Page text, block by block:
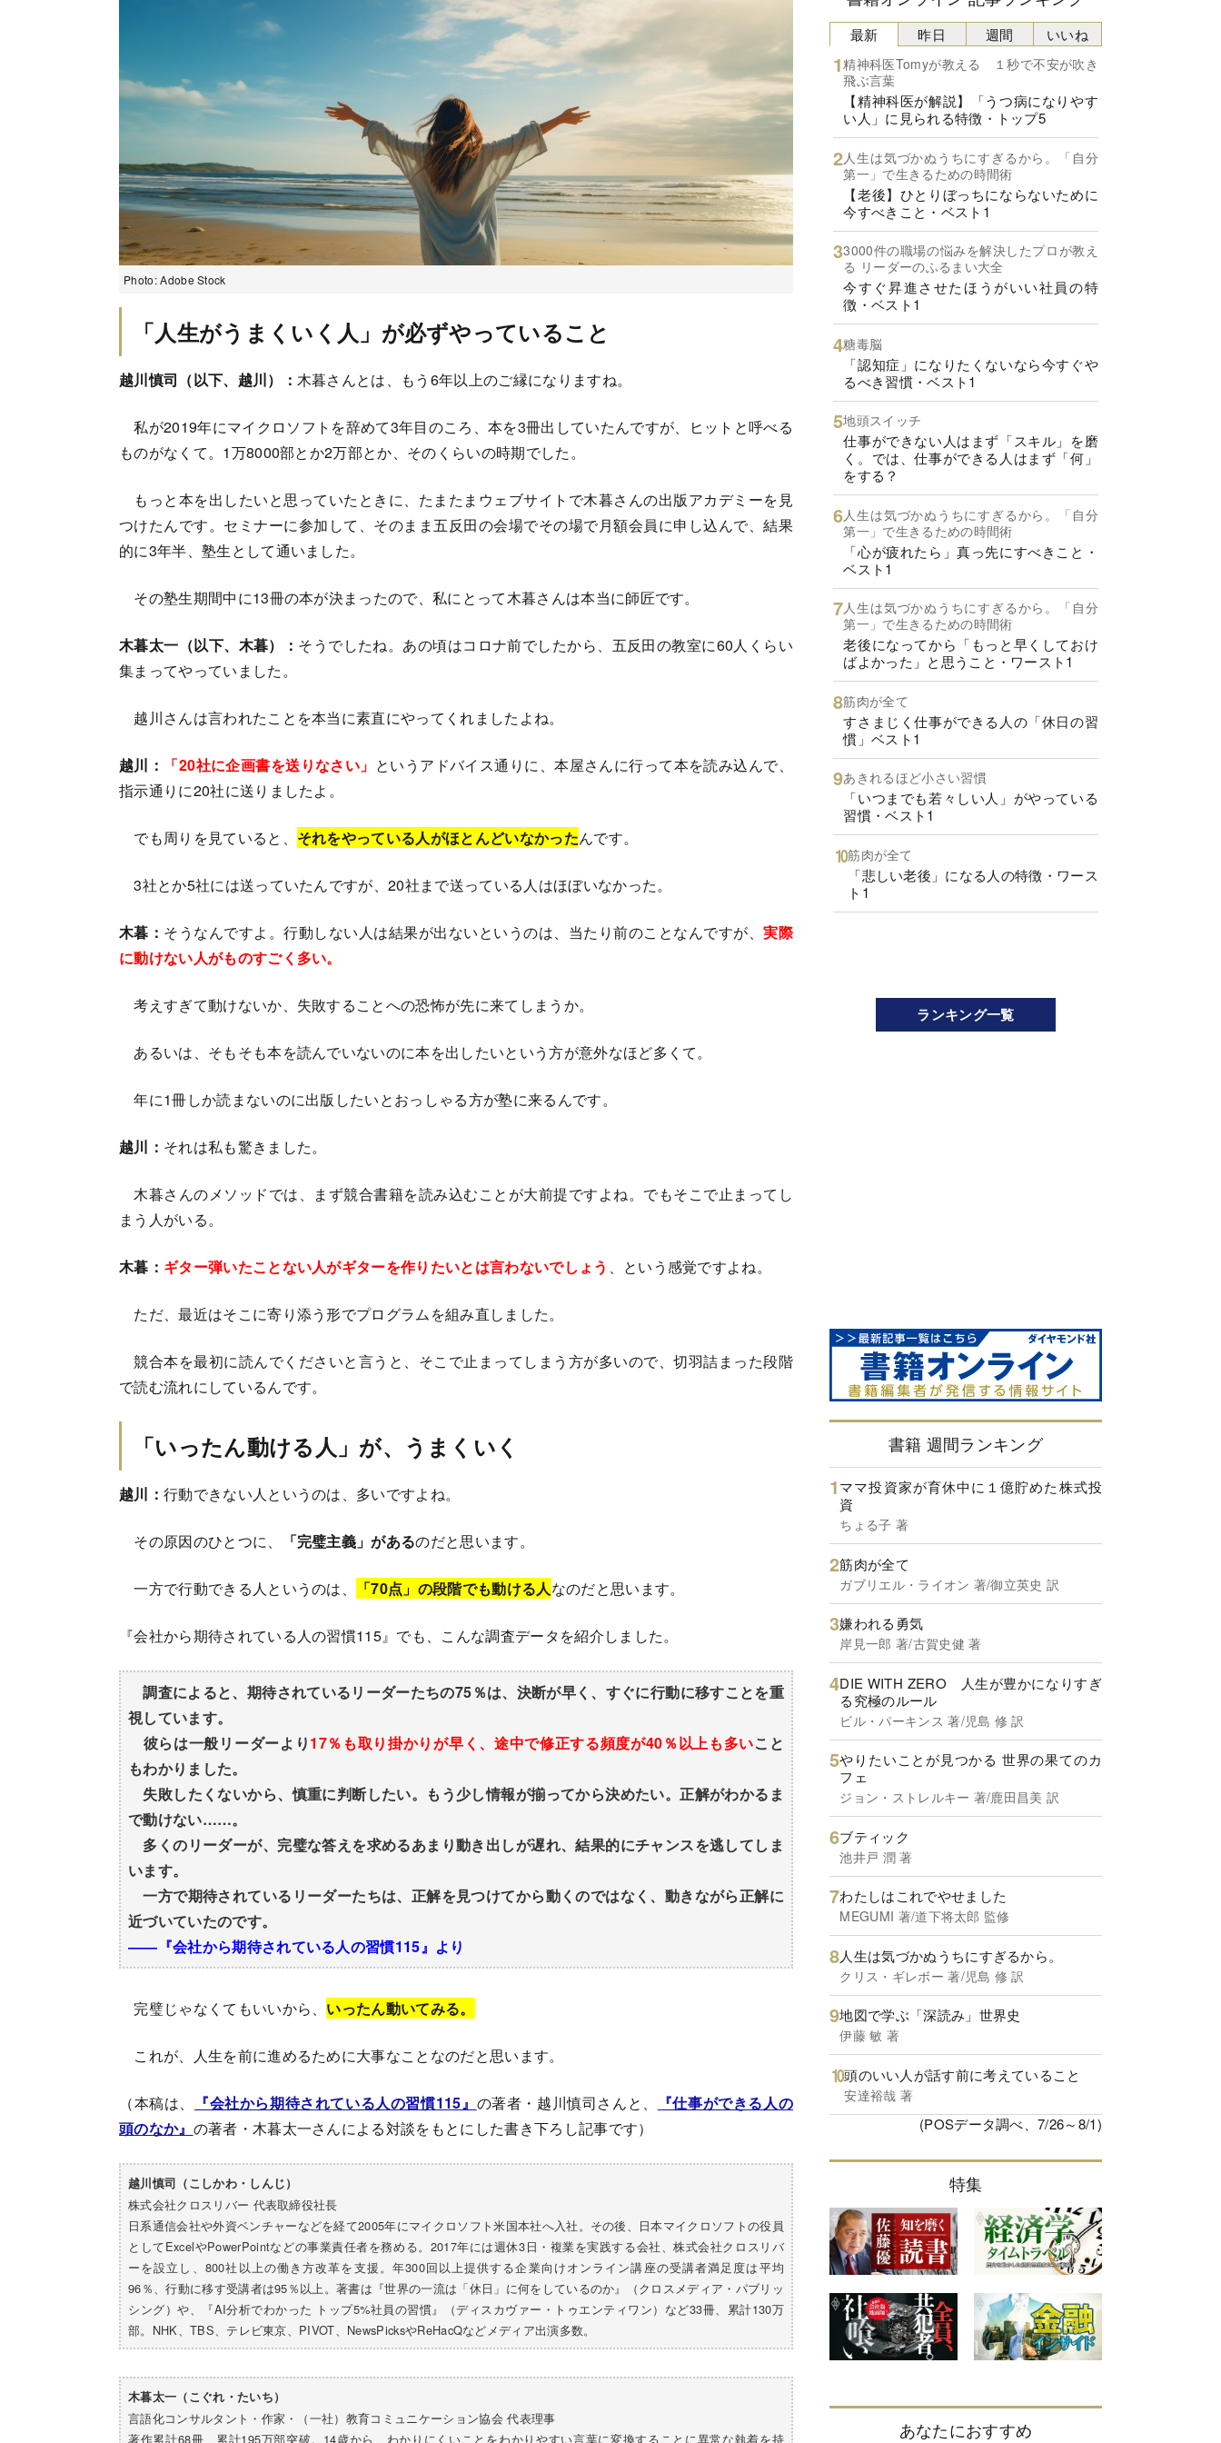
Photo: Adobe Stock
「人生がうまくいく人」が必ずやっていること
越川慎司（以下、越川）： 木暮さんとは、もう6年以上のご縁になりますね。
私が2019年にマイクロソフトを辞めて3年目のころ、本を3冊出していたんですが、ヒットと呼べる
ものがなくて。1万8000部とか2万部とか、そのくらいの時期でした。
もっと本を出したいと思っていたときに、たまたまウェブサイトで木暮さんの出版アカデミーを見
つけたんです。セミナーに参加して、そのまま五反田の会場でその場で月額会員に申し込んで、結果
的に3年半、塾生として通いました。
その塾生期間中に13冊の本が決まったので、私にとって木暮さんは本当に師匠です。
木暮太一（以下、木暮）： そうでしたね。あの頃はコロナ前でしたから、五反田の教室に60人くらい
集まってやっていました。
越川さんは言われたことを本当に素直にやってくれましたよね。
越川： 「20社に企画書を送りなさい」 というアドバイス通りに、本屋さんに行って本を読み込んで、
指示通りに20社に送りましたよ。
でも周りを見ていると、 それをやっている人がほとんどいなかったんです。
3社とか5社には送っていたんですが、20社まで送っている人はほぼいなかった。
木暮： そうなんですよ。行動しない人は結果が出ないというのは、当たり前のことなんですが、実際
に動けない人がものすごく多い。
考えすぎて動けないか、失敗することへの恐怖が先に来てしまうか。
あるいは、そもそも本を読んでいないのに本を出したいという方が意外なほど多くて。
年に1冊しか読まないのに出版したいとおっしゃる方が塾に来るんです。
越川： それは私も驚きました。
木暮さんのメソッドでは、まず競合書籍を読み込むことが大前提ですよね。でもそこで止まってし
まう人がいる。
木暮： ギター弾いたことない人がギターを作りたいとは言わないでしょう 、という感覚ですよね。
ただ、最近はそこに寄り添う形でプログラムを組み直しました。
競合本を最初に読んでくださいと言うと、そこで止まってしまう方が多いので、切羽詰まった段階
で読む流れにしているんです。
「いったん動ける人」が、うまくいく
越川： 行動できない人というのは、多いですよね。
その原因のひとつに、 「完璧主義」があるのだと思います。
一方で行動できる人というのは、 「70点」の段階でも動ける人なのだと思います。
『会社から期待されている人の習慣115』でも、こんな調査データを紹介しました。
調査によると、期待されているリーダーたちの75％は、決断が早く、すぐに行動に移すことを重
視しています。
彼らは一般リーダーより17％も取り掛かりが早く、途中で修正する頻度が40％以上も多いこと
もわかりました。
失敗したくないから、慎重に判断したい。もう少し情報が揃ってから決めたい。正解がわかるま
で動けない……。
多くのリーダーが、完璧な答えを求めるあまり動き出しが遅れ、結果的にチャンスを逃してしま
います。
一方で期待されているリーダーたちは、正解を見つけてから動くのではなく、動きながら正解に
近づいていたのです。
――『会社から期待されている人の習慣115』より
完璧じゃなくてもいいから、 いったん動いてみる。
これが、人生を前に進めるために大事なことなのだと思います。
（本稿は、 『会社から期待されている人の習慣115』 の著者・越川慎司さんと、
『仕事ができる人の
頭のなか』 の著者・木暮太一さんによる対談をもとにした書き下ろし記事です）
越川慎司（こしかわ・しんじ）
株式会社クロスリバー 代表取締役社長
日系通信会社や外資ベンチャーなどを経て2005年にマイクロソフト米国本社へ入社。その後、日本マイクロソフトの役員
としてExcelやPowerPointなどの事業責任者を務める。2017年には週休3日・複業を実践する会社、株式会社クロスリバ
ーを設立し、800社以上の働き方改革を支援。年300回以上提供する企業向けオンライン講座の受講者満足度は平均
96％、行動に移す受講者は95％以上。著書は『世界の一流は「休日」に何をしているのか』（クロスメディア・パブリッ
シング）や、『AI分析でわかった トップ5%社員の習慣』（ディスカヴァー・トゥエンティワン）など33冊、累計130万
部。NHK、TBS、テレビ東京、PIVOT、NewsPicksやReHacQなどメディア出演多数。
木暮太一（こぐれ・たいち）
言語化コンサルタント・作家・（一社）教育コミュニケーション協会 代表理事
著作累計68冊、累計195万部突破。14歳から、わかりにくいことをわかりやすい言葉に変換することに異常な執着を持
最新
精神科医Tomyが教える １秒で不安が吹き
飛ぶ言葉
【精神科医が解説】「うつ病になりやす
い人」に見られる特徴・トップ5
人生は気づかぬうちにすぎるから。「自分
第一」で生きるための時間術
【老後】ひとりぼっちにならないために
今すべきこと・ベスト1
3000件の職場の悩みを解決したプロが教え
る リーダーのふるまい大全
今すぐ昇進させたほうがいい社員の特
徴・ベスト1
糖毒脳
「認知症」になりたくないなら今すぐや
るべき習慣・ベスト1
地頭スイッチ
仕事ができない人はまず「スキル」を磨
く。では、仕事ができる人はまず「何」
をする？
人生は気づかぬうちにすぎるから。「自分
第一」で生きるための時間術
「心が疲れたら」真っ先にすべきこと・
ベスト1
人生は気づかぬうちにすぎるから。「自分
第一」で生きるための時間術
老後になってから「もっと早くしておけ
ばよかった」と思うこと・ワースト1
筋肉が全て
すさまじく仕事ができる人の「休日の習
慣」ベスト1
あきれるほど小さい習慣
「いつまでも若々しい人」がやっている
習慣・ベスト1
筋肉が全て
「悲しい老後」になる人の特徴・ワース
ト1
昨日 週間 いいね
ランキング一覧
書籍 週間ランキング
ママ投資家が育休中に１億貯めた株式投
資
ちょる子 著
筋肉が全て
ガブリエル・ライオン 著/御立英史 訳
嫌われる勇気
岸見一郎 著/古賀史健 著
DIE WITH ZERO 人生が豊かになりすぎ
る究極のルール
ビル・パーキンス 著/児島 修 訳
やりたいことが見つかる 世界の果てのカ
フェ
ジョン・ストレルキー 著/鹿田昌美 訳
ブティック
池井戸 潤 著
わたしはこれでやせました
MEGUMI 著/道下将太郎 監修
人生は気づかぬうちにすぎるから。
クリス・ギレボー 著/児島 修 訳
地図で学ぶ「深読み」世界史
伊藤 敏 著
頭のいい人が話す前に考えていること
安達裕哉 著
(POSデータ調べ、7/26～8/1)
特集
あなたにおすすめ